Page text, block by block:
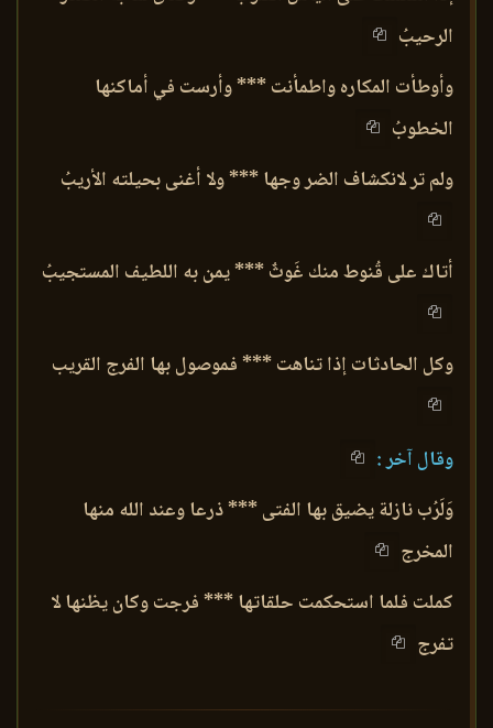
الرحيبُ
وأوطأت المكاره واطمأنت *** وأرست في أماكنها
الخطوبُ
ولم تر لانكشاف الضر وجها *** ولا أغنى بحيلته الأريبُ
أتاك على قُنوط منك غَوثٌ *** يمن به اللطيف المستجيبُ
وكل الحادثات إذا تناهت *** فموصول بها الفرج القريب
وقال آخر :
وَلَرُب نازلة يضيق بها الفتى *** ذرعا وعند الله منها
المخرج
كملت فلما استحكمت حلقاتها *** فرجت وكان يظنها لا
تفرج